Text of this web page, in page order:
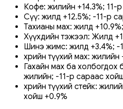
Кофе: жилийн +14.3%; 11-
Сүү: жилд +12.5%; -11-р
Тахианы мах: жилд
Хүүхдийн тэжээл: Жилд
Шинэ жимс: жилд +3.4%; -
Үхрийн түүхий мах:
Гахайн мах ба холбогдох
жилийн; -11-р сараас
Үхрийн түүхий стейк:
хойш +0.9%